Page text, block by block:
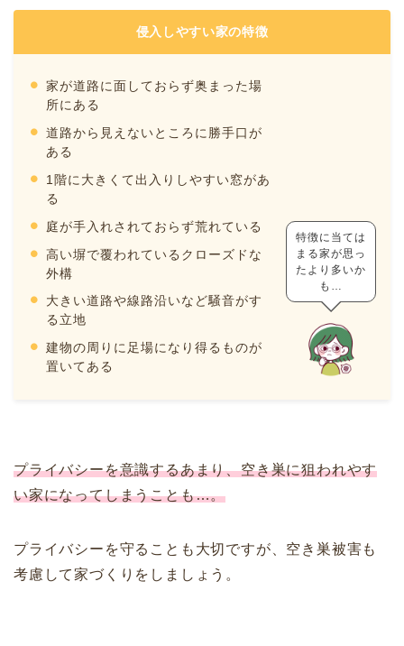
侵入しやすい家の特徴
家が道路に面しておらず奥まった場
所にある
道路から見えないところに勝手口が
ある
1階に大きくて出入りしやすい窓があ
る
庭が手入れされておらず荒れている
高い塀で覆われているクローズドな
外構
大きい道路や線路沿いなど騒音がす
る立地
建物の周りに足場になり得るものが
置いてある
特徴に当ては
まる家が思っ
たより多いか
も…
プライバシーを意識するあまり、空き巣に狙われやす
い家になってしまうことも…。
プライバシーを守ることも大切ですが、空き巣被害も
考慮して家づくりをしましょう。